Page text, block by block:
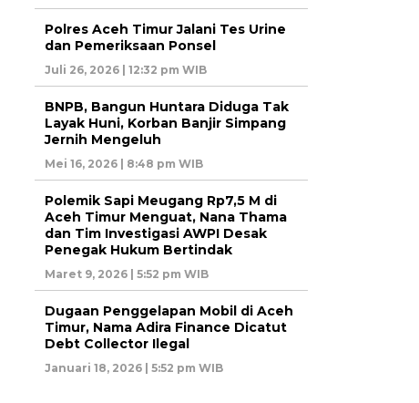
Polres Aceh Timur Jalani Tes Urine
dan Pemeriksaan Ponsel
Juli 26, 2026 | 12:32 pm WIB
BNPB, Bangun Huntara Diduga Tak
Layak Huni, Korban Banjir Simpang
Jernih Mengeluh
Mei 16, 2026 | 8:48 pm WIB
Polemik Sapi Meugang Rp7,5 M di
Aceh Timur Menguat, Nana Thama
dan Tim Investigasi AWPI Desak
Penegak Hukum Bertindak
Maret 9, 2026 | 5:52 pm WIB
Dugaan Penggelapan Mobil di Aceh
Timur, Nama Adira Finance Dicatut
Debt Collector Ilegal
Januari 18, 2026 | 5:52 pm WIB